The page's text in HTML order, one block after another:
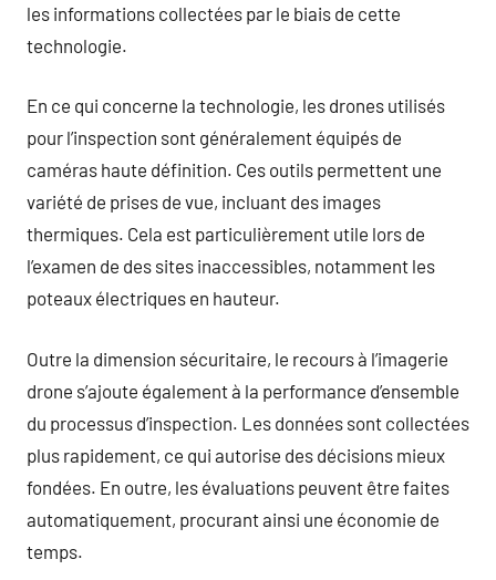
les informations collectées par le biais de cette
technologie.
En ce qui concerne la technologie, les drones utilisés
pour l’inspection sont généralement équipés de
caméras haute définition. Ces outils permettent une
variété de prises de vue, incluant des images
thermiques. Cela est particulièrement utile lors de
l’examen de des sites inaccessibles, notamment les
poteaux électriques en hauteur.
Outre la dimension sécuritaire, le recours à l’imagerie
drone s’ajoute également à la performance d’ensemble
du processus d’inspection. Les données sont collectées
plus rapidement, ce qui autorise des décisions mieux
fondées. En outre, les évaluations peuvent être faites
automatiquement, procurant ainsi une économie de
temps.